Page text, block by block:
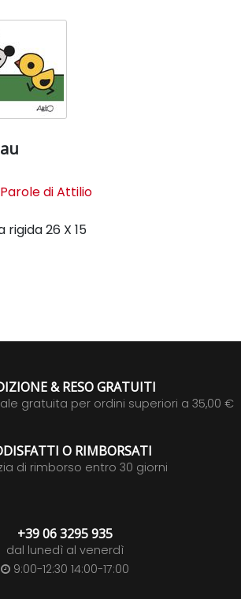
di Attilio
rigida26 X 15
& RESO GRATUITI
gratuita per ordini superiori a 35,00 €
O RIMBORSATI
di rimborso entro 30 giorni
+39 06 3295 935
dal lunedì al venerdì
9:00-12:30 14:00-17:00